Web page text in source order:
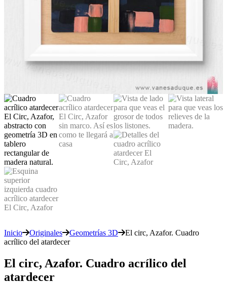
Inicio Originales Geometrías 3D
El circ, Azafor. Cuadro
acrílico del atardecer
El circ, Azafor. Cuadro acrílico del
atardecer